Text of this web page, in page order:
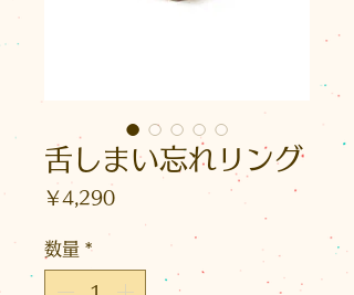
舌しまい忘れリング
￥4,290価
数量 *